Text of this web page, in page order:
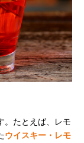
。たとえば、レモ
ウイスキー・レモ